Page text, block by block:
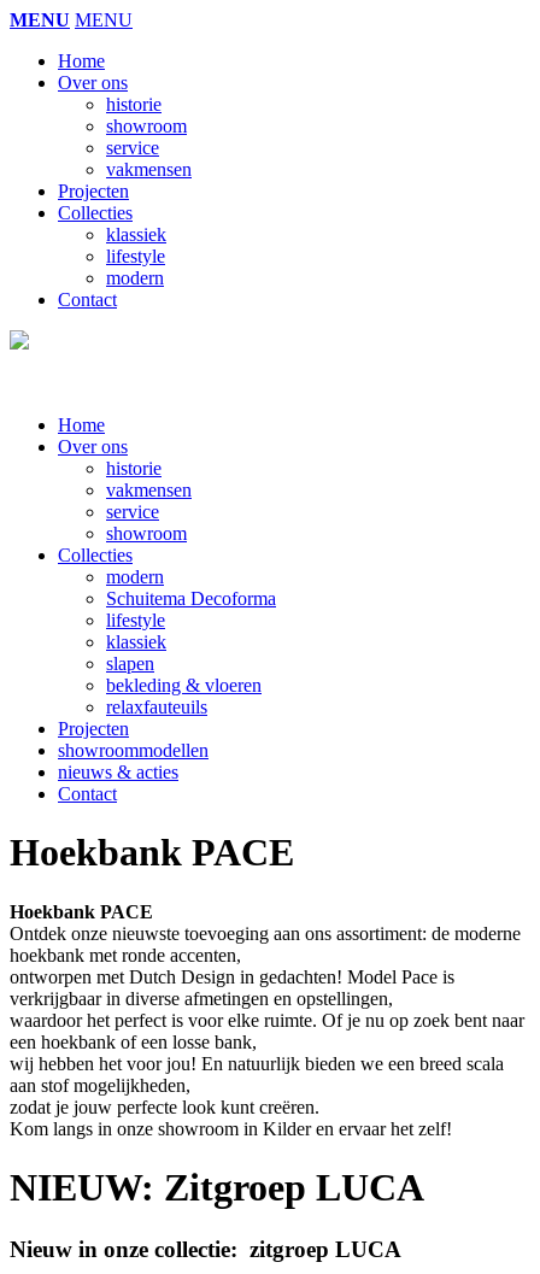
MENU MENU
Home
Over ons
historie
showroom
service
vakmensen
Projecten
Collecties
klassiek
lifestyle
modern
Contact
Home
Over ons
historie
vakmensen
service
showroom
Collecties
modern
Schuitema Decoforma
lifestyle
klassiek
slapen
bekleding & vloeren
relaxfauteuils
Projecten
showroommodellen
nieuws & acties
Contact
Hoekbank PACE
Hoekbank PACE
Ontdek onze nieuwste toevoeging aan ons assortiment: de moderne
hoekbank met ronde accenten,
ontworpen met Dutch Design in gedachten! Model Pace is
verkrijgbaar in diverse afmetingen en opstellingen,
waardoor het perfect is voor elke ruimte. Of je nu op zoek bent naar
een hoekbank of een losse bank,
wij hebben het voor jou! En natuurlijk bieden we een breed scala
aan stof mogelijkheden,
zodat je jouw perfecte look kunt creëren.
Kom langs in onze showroom in Kilder en ervaar het zelf!
NIEUW: Zitgroep LUCA
Nieuw in onze collectie: zitgroep LUCA